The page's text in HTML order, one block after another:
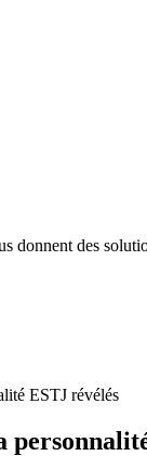
donnent des
ESTJ révélés